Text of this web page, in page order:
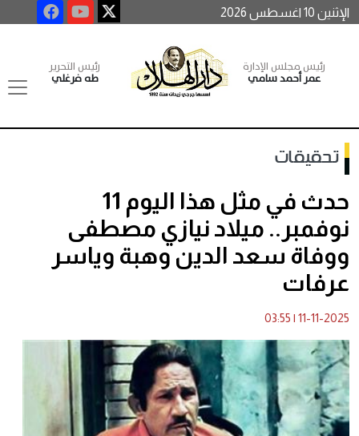
الإثنين 10 اغسطس 2026
رئيس مجلس الإدارة
عمر أحمد سامي
رئيس التحرير
طه فرغلي
تحقيقات
حدث في مثل هذا اليوم 11
نوفمبر.. ميلاد نيازي مصطفى
ووفاة سعد الدين وهبة وياسر
عرفات
11-11-2025
|
03:55